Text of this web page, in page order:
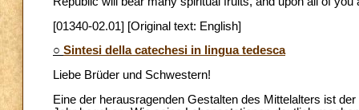
[01340-02.01] [Original text: English]
○ Sintesi della catechesi in lingua tedesca
Liebe Brüder und Schwestern!
Eine der herausragenden Gestalten des Mittelalters ist